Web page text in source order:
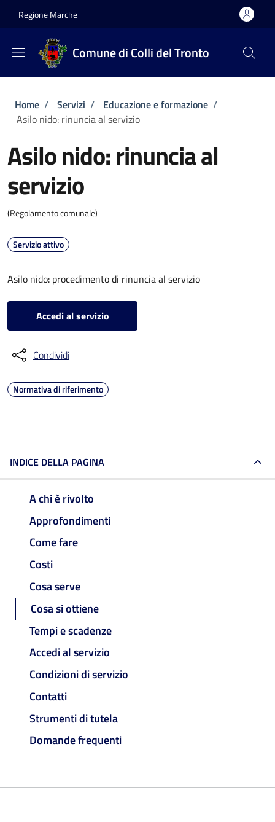
Regione Marche
Comune di Colli del Tronto
Briciole di pane
Home / Servizi / Educazione e formazione /
Asilo nido: rinuncia al servizio
Asilo nido: rinuncia al
servizio
(Regolamento comunale)
Servizio attivo
Asilo nido: procedimento di rinuncia al servizio
Accedi al servizio
Condividi
Normativa di riferimento
INDICE DELLA PAGINA
A chi è rivolto
Approfondimenti
Come fare
Costi
Cosa serve
Cosa si ottiene
Tempi e scadenze
Accedi al servizio
Condizioni di servizio
Contatti
Strumenti di tutela
Domande frequenti